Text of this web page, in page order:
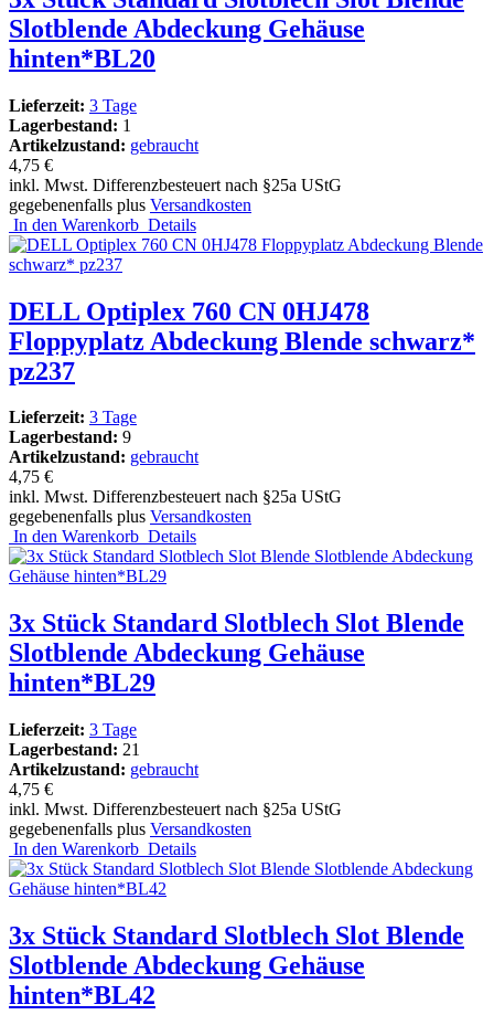
Slotblende Abdeckung Gehäuse
hinten*BL20
Lieferzeit: 3 Tage
Lagerbestand: 1
Artikelzustand: gebraucht
4,75 €
inkl. Mwst. Differenzbesteuert nach §25a UStG
gegebenenfalls plus Versandkosten
In den Warenkorb Details
DELL Optiplex 760 CN 0HJ478
Floppyplatz Abdeckung Blende schwarz*
pz237
Lieferzeit: 3 Tage
Lagerbestand: 9
Artikelzustand: gebraucht
4,75 €
inkl. Mwst. Differenzbesteuert nach §25a UStG
gegebenenfalls plus Versandkosten
In den Warenkorb Details
3x Stück Standard Slotblech Slot Blende
Slotblende Abdeckung Gehäuse
hinten*BL29
Lieferzeit: 3 Tage
Lagerbestand: 21
Artikelzustand: gebraucht
4,75 €
inkl. Mwst. Differenzbesteuert nach §25a UStG
gegebenenfalls plus Versandkosten
In den Warenkorb Details
3x Stück Standard Slotblech Slot Blende
Slotblende Abdeckung Gehäuse
hinten*BL42